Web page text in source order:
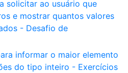
solicitar ao usuário que
e mostrar quantos valores
- Desafio de
informar o maior elemento
do tipo inteiro - Exercícios